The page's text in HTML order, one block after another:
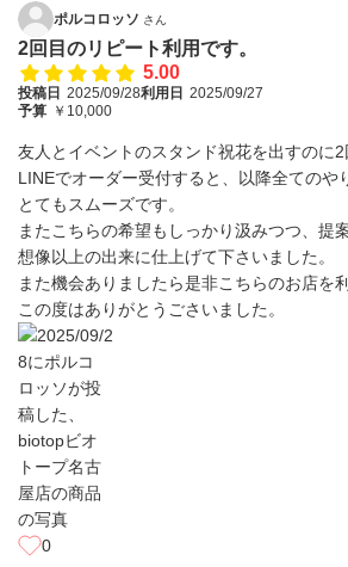
ポルコロッソ さん
2回目のリピート利用です。
5.00
投稿日 2025/09/28利用日 2025/09/27
予算 ￥10,000
友人とイベントのスタンド祝花を出すのに2
LINEでオーダー受付すると、以降全てのや
とてもスムーズです。
またこちらの希望もしっかり汲みつつ、提
想像以上の出来に仕上げて下さいました。
また機会ありましたら是非こちらのお店を
この度はありがとうごさいました。
0